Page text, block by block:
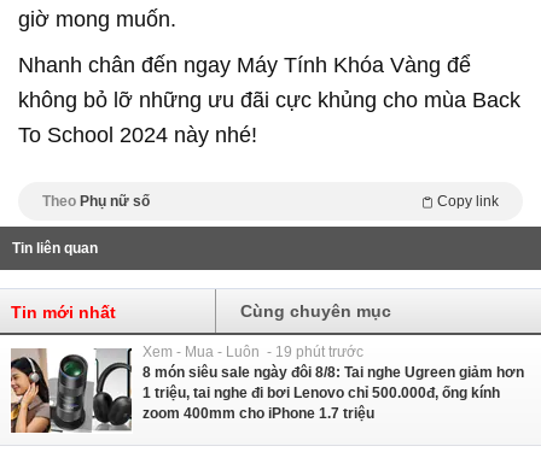
giờ mong muốn.
Nhanh chân đến ngay Máy Tính Khóa Vàng để
không bỏ lỡ những ưu đãi cực khủng cho mùa Back
To School 2024 này nhé!
Theo Phụ nữ số Copy link
Tin liên quan
Tin mới nhất Cùng chuyên mục
Xem - Mua - Luôn - 19 phút trước
8 món siêu sale ngày đôi 8/8: Tai nghe Ugreen giảm hơn
1 triệu, tai nghe đi bơi Lenovo chỉ 500.000đ, ống kính
zoom 400mm cho iPhone 1.7 triệu